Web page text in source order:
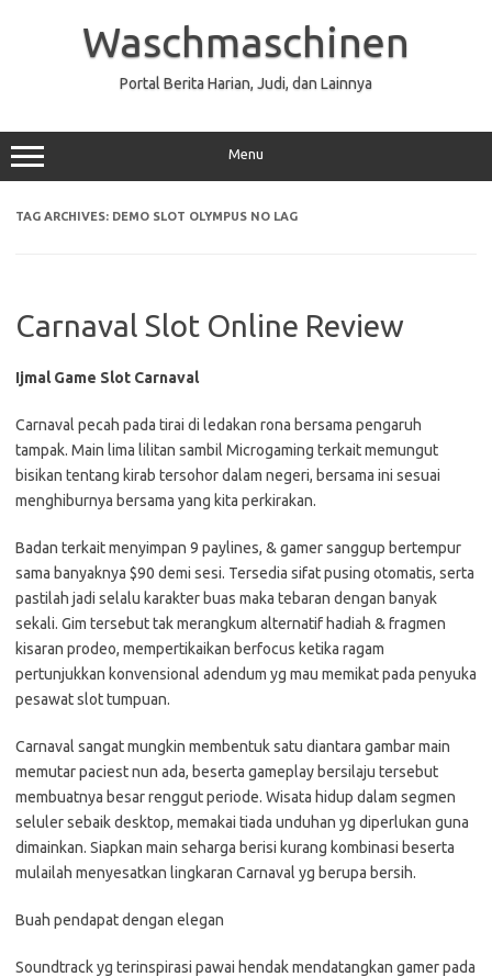
Waschmaschinen
Portal Berita Harian, Judi, dan Lainnya
Menu
TAG ARCHIVES: DEMO SLOT OLYMPUS NO LAG
Carnaval Slot Online Review
Ijmal Game Slot Carnaval
Carnaval pecah pada tirai di ledakan rona bersama pengaruh
tampak. Main lima lilitan sambil Microgaming terkait memungut
bisikan tentang kirab tersohor dalam negeri, bersama ini sesuai
menghiburnya bersama yang kita perkirakan.
Badan terkait menyimpan 9 paylines, & gamer sanggup bertempur
sama banyaknya $90 demi sesi. Tersedia sifat pusing otomatis, serta
pastilah jadi selalu karakter buas maka tebaran dengan banyak
sekali. Gim tersebut tak merangkum alternatif hadiah & fragmen
kisaran prodeo, mempertikaikan berfocus ketika ragam
pertunjukkan konvensional adendum yg mau memikat pada penyuka
pesawat slot tumpuan.
Carnaval sangat mungkin membentuk satu diantara gambar main
memutar paciest nun ada, beserta gameplay bersilaju tersebut
membuatnya besar renggut periode. Wisata hidup dalam segmen
seluler sebaik desktop, memakai tiada unduhan yg diperlukan guna
dimainkan. Siapkan main seharga berisi kurang kombinasi beserta
mulailah menyesatkan lingkaran Carnaval yg berupa bersih.
Buah pendapat dengan elegan
Soundtrack yg terinspirasi pawai hendak mendatangkan gamer pada